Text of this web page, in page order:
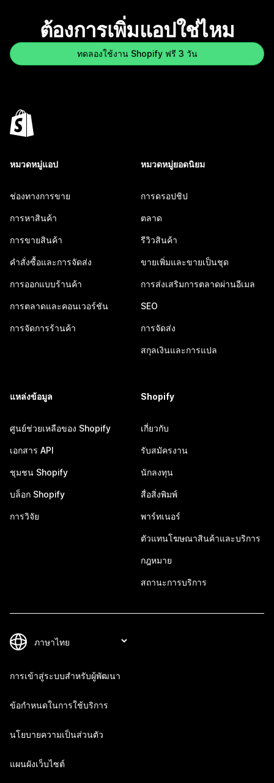
ต้องการเพิ่มแอปใช่ไหม
ทดลองใช้งาน Shopify ฟรี 3 วัน
หมวดหมู่แอป
ช่องทางการขาย
การหาสินค้า
การขายสินค้า
คำสั่งซื้อและการจัดส่ง
การออกแบบร้านค้า
การตลาดและคอนเวอร์ชัน
การจัดการร้านค้า
หมวดหมู่ยอดนิยม
การดรอปชิป
ตลาด
รีวิวสินค้า
ขายเพิ่มและขายเป็นชุด
การส่งเสริมการตลาดผ่านอีเมล
SEO
การจัดส่ง
สกุลเงินและการแปล
แหล่งข้อมูล
ศูนย์ช่วยเหลือของ Shopify
เอกสาร API
ชุมชน Shopify
บล็อก Shopify
การวิจัย
Shopify
เกี่ยวกับ
รับสมัครงาน
นักลงทุน
สื่อสิ่งพิมพ์
พาร์ทเนอร์
ตัวแทนโฆษณาสินค้าและบริการ
กฎหมาย
สถานะการบริการ
การเข้าสู่ระบบสำหรับผู้พัฒนา
ข้อกำหนดในการใช้บริการ
นโยบายความเป็นส่วนตัว
แผนผังเว็บไซต์